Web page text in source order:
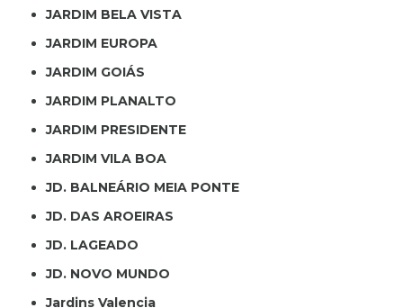
JARDIM BELA VISTA
JARDIM EUROPA
JARDIM GOIÁS
JARDIM PLANALTO
JARDIM PRESIDENTE
JARDIM VILA BOA
JD. BALNEÁRIO MEIA PONTE
JD. DAS AROEIRAS
JD. LAGEADO
JD. NOVO MUNDO
Jardins Valencia